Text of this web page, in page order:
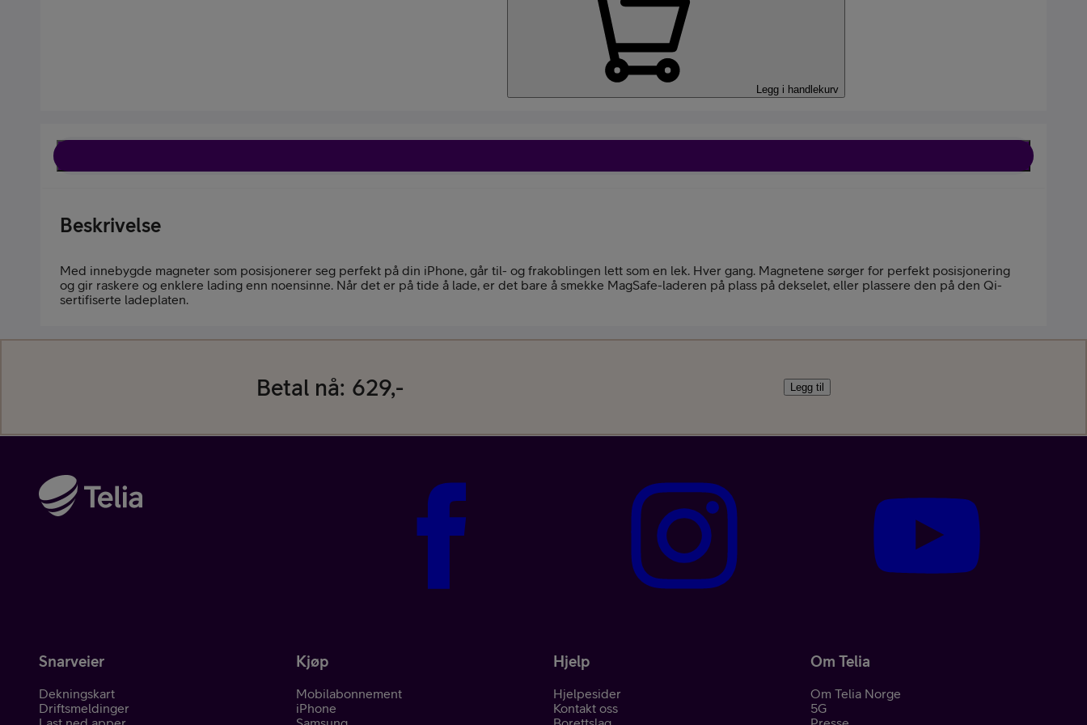
Mobil med abonnement
Legg i handlekurv
Beskrivelse
Med innebygde magneter som posisjonerer seg perfekt på din iPhone, går til- og frakoblingen lett som en lek. Hver gang. Magnetene sørger for perfekt posisjonering
og gir raskere og enklere lading enn noensinne. Når det er på tide å lade, er det bare å smekke MagSafe-laderen på plass på dekselet, eller plassere den på den Qi-
sertifiserte ladeplaten.
Betal nå: 629,- Legg til
Snarveier
Dekningskart
Driftsmeldinger
Kjøp
Mobilabonnement
iPhone
Hjelp
Hjelpesider
Kontakt oss
Om Telia
Om Telia Norge
5G